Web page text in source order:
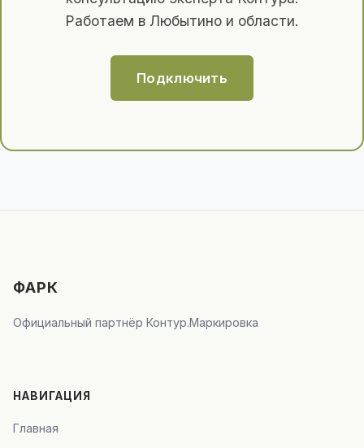
Работаем в Любытино и области.
Подключить
ФАРК
Официальный партнёр Контур.Маркировка
НАВИГАЦИЯ
Главная